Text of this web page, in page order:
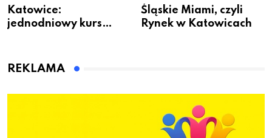
Katowice:
jednodniowy kurs
dzieci
Śląskie Miami, czyli
Rynek w Katowicach
REKLAMA